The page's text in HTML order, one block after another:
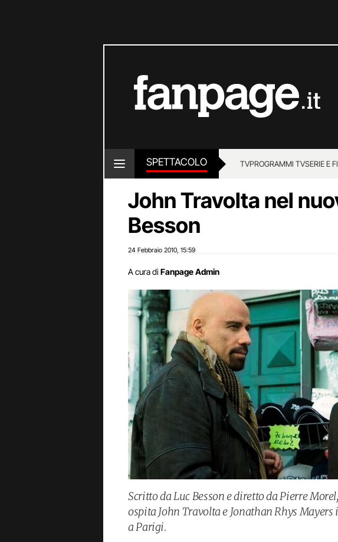
SPETTACOLO TVPROGRAMMI TVSERIE E
John Travolta nel
Besson
24 Febbraio 2010 15:59
A cura di Fanpage Admin
Scritto da Luc Besson e diretto da Pierre
ospita John Travolta e Jonathan Rhys
a Parigi.